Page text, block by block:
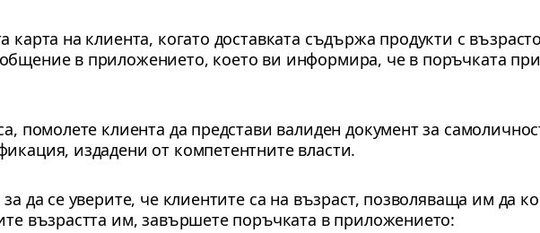
карта на клиента, когато доставката съдържа продукти с
в приложението, което ви информира, че в поръчката
помолете клиента да представи валиден документ за
издадени от компетентните власти.
да се уверите, че клиентите са на възраст, позволяваща им да
възрастта им, завършете поръчката в приложението: